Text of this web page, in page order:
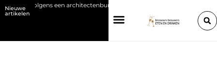
Nieuwe
artikelen
een architectenbureau in Hasselt